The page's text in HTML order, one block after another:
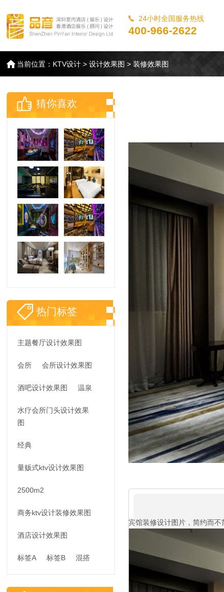
24小时全国服务热线
400-966-2622
当前位置： KTV设计 >设计效果图 >装修效果图
猜你喜欢
热门标签
主题餐厅设计效果图
会所 会所设计效果图
酒吧设计效果图 温泉
水疗会所门头设计效果
图
经典
量贩式ktv设计效果图
2500m2
商务ktv设计装修效果图
酒店设计效果图
标签A 标签B 混搭
宾馆装修设计图片，简约而不